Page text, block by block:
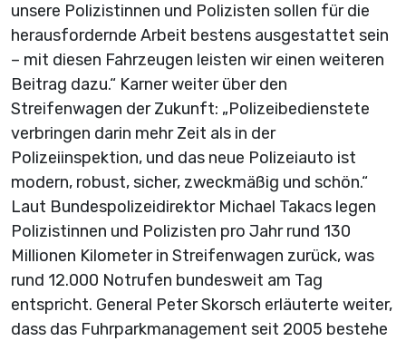
unsere Polizistinnen und Polizisten sollen für die
herausfordernde Arbeit bestens ausgestattet sein
– mit diesen Fahrzeugen leisten wir einen weiteren
Beitrag dazu.“ Karner weiter über den
Streifenwagen der Zukunft: „Polizeibedienstete
verbringen darin mehr Zeit als in der
Polizeiinspektion, und das neue Polizeiauto ist
modern, robust, sicher, zweckmäßig und schön.“
Laut Bundespolizeidirektor Michael Takacs legen
Polizistinnen und Polizisten pro Jahr rund 130
Millionen Kilometer in Streifenwagen zurück, was
rund 12.000 Notrufen bundesweit am Tag
entspricht. General Peter Skorsch erläuterte weiter,
dass das Fuhrparkmanagement seit 2005 bestehe